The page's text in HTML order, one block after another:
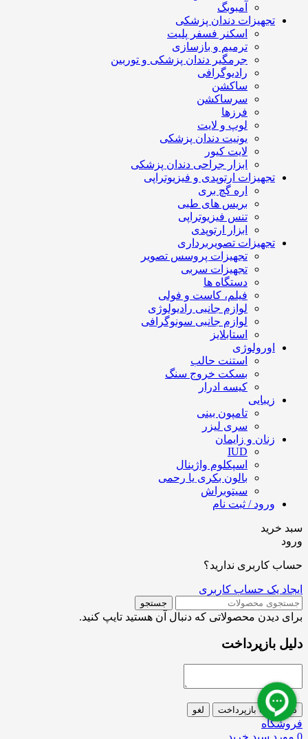
آمبوبگ
تجهیزات دندان پزشکی
اسکنر فسفر پلیت
ترمیم و بازسازی
جرمگیر دندان پزشکی و توربین
رادیوگرافی
ساکشن
سرساکشن
فرزها
لوپ و لایت
یونیت دندان پزشکی
لایت کیور
ابزار جراحی دندان پزشکی
تجهیزات ارتوپدی و فیزیوتراپی
اره گچ بری
بریس های طبی
تنس فیزیوتراپی
ابزار ارتوپدی
تجهیزات تصویربرداری
تجهیزات پروسس تصویر
تجهیزات سربی
دستگاه ها
فیلم، کاست و فولی
لوازم جانبی رادیولوژی
لوازم جانبی سونوگرافی
استابلایز
اورولوژی
استنت حالب
بسکت خروج سنگ
کیسه ادرار
زیبایی
تامپون بینی
سری لیزر
زنان و زایمان
IUD
اسپکلوم واژینال
بالون بکری یا رحمی
سیتوبراش
ورود / ثبت نام
سبد خرید
ورود
حساب کاربری ندارید؟
ایجاد یک حساب کاربری
جستجو
برای دیدن محصولاتی که دنبال آن هستید تایپ کنید.
دلیل بازپرداخت
درخواست بازپرداخت لغو
فروشگاه